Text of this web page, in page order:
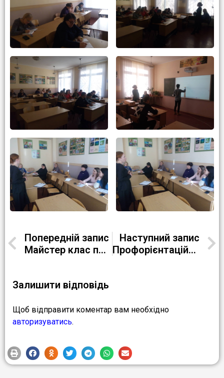
Попередній запис
Майстер клас по приготуванню страви італійської кухні “Salt’ im bocca’ “
Наступний запис
Профорієнтаційний тренінг “Обери майбутнє вже сьогодні!”
Залишити відповідь
Щоб відправити коментар вам необхідно
авторизуватись.